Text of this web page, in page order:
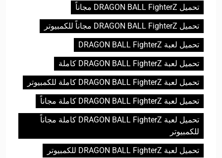
تحميل DRAGON BALL FighterZ مجاناً
تحميل DRAGON BALL FighterZ مجاناً للكمبيوتر
تحميل لعبة DRAGON BALL FighterZ
تحميل لعبة DRAGON BALL FighterZ كاملة
تحميل لعبة DRAGON BALL FighterZ كاملة للكمبيوتر
تحميل لعبة DRAGON BALL FighterZ كاملة مجاناً
تحميل لعبة DRAGON BALL FighterZ كاملة مجاناً
للكمبيوتر
تحميل لعبة DRAGON BALL FighterZ للكمبيوتر